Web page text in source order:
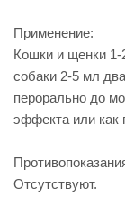
Применение:
Кошки и щенки 1-
собаки 2-5 мл
перорально до
эффекта или как
Отсутствуют.